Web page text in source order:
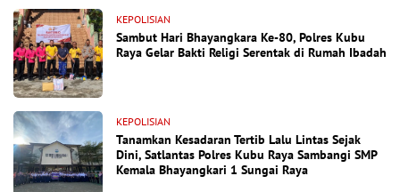
KEPOLISIAN
Sambut Hari Bhayangkara Ke-80, Polres Kubu
Raya Gelar Bakti Religi Serentak di Rumah Ibadah
KEPOLISIAN
Tanamkan Kesadaran Tertib Lalu Lintas Sejak
Dini, Satlantas Polres Kubu Raya Sambangi SMP
Kemala Bhayangkari 1 Sungai Raya